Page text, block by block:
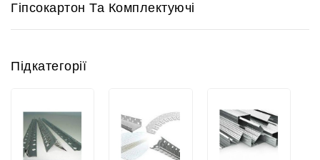
Гіпсокартон Та Комплектуючі
Підкатегорії